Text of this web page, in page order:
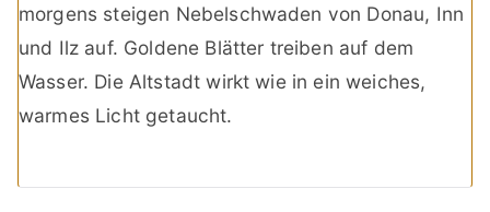
morgens steigen Nebelschwaden von Donau, Inn
und Ilz auf. Goldene Blätter treiben auf dem
Wasser. Die Altstadt wirkt wie in ein weiches,
warmes Licht getaucht.